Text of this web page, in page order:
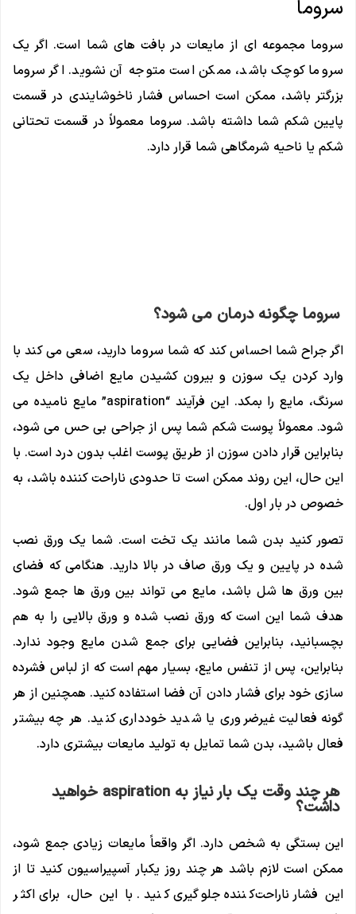
سروما
سروما مجموعه ای از مایعات در بافت های شما است. اگر یک
سروما کوچک باشد، ممکن است متوجه آن نشوید. اگر سروما
بزرگتر باشد، ممکن است احساس فشار ناخوشایندی در قسمت
پایین شکم شما داشته باشد. سروما معمولاً در قسمت تحتانی
شکم یا ناحیه شرمگاهی شما قرار دارد.
سروما چگونه درمان می شود؟
اگر جراح شما احساس کند که شما سروما دارید، سعی می کند با
وارد کردن یک سوزن و بیرون کشیدن مایع اضافی داخل یک
سرنگ، مایع را بمکد. این فرآیند “aspiration” مایع نامیده می
شود. معمولاً پوست شکم شما پس از جراحی بی حس می شود،
بنابراین قرار دادن سوزن از طریق پوست اغلب بدون درد است. با
این حال، این روند ممکن است تا حدودی ناراحت کننده باشد، به
خصوص در بار اول.
تصور کنید بدن شما مانند یک تخت است. شما یک ورق نصب
شده در پایین و یک ورق صاف در بالا دارید. هنگامی که فضای
بین ورق ها شل باشد، مایع می تواند بین ورق ها جمع شود.
هدف شما این است که ورق نصب شده و ورق بالایی را به هم
بچسبانید، بنابراین فضایی برای جمع شدن مایع وجود ندارد.
بنابراین، پس از تنفس مایع، بسیار مهم است که از لباس فشرده
سازی خود برای فشار دادن آن فضا استفاده کنید. همچنین از هر
گونه فعالیت غیرضروری یا شدید خودداری کنید. هر چه بیشتر
فعال باشید، بدن شما تمایل به تولید مایعات بیشتری دارد.
هر چند وقت یک بار نیاز به aspiration خواهید
داشت؟
این بستگی به شخص دارد. اگر واقعاً مایعات زیادی جمع شود،
ممکن است لازم باشد هر چند روز یکبار آسپیراسیون کنید تا از
این فشار ناراحت‌کننده جلوگیری کنید. با این حال، برای اکثر